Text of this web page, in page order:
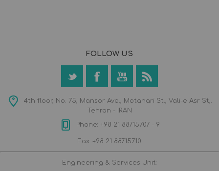
FOLLOW US
4th floor, No. 75, Mansor Ave., Motahari St., Vali-e Asr St,.
Tehran - IRAN
Phone: +98 21 88715707 - 9
Fax: +98 21 88715710
Engineering & Services Unit: